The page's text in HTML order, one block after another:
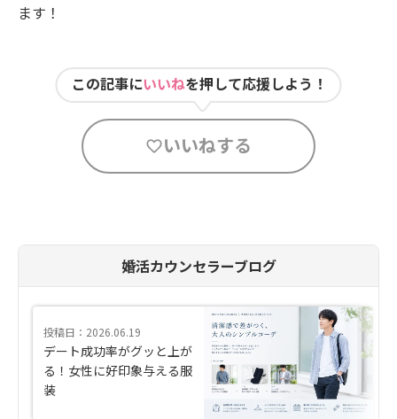
ます！
この記事にいいねを押して応援しよう！
いいねする
婚活カウンセラーブログ
投稿日：2026.06.19
デート成功率がグッと上が
る！女性に好印象与える服
装